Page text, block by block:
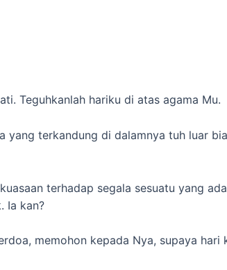
Teguhkanlah hariku di atas agama Mu.
yang terkandung di dalamnya tuh luar
terhadap segala sesuatu yang
Ia kan?
memohon kepada Nya, supaya